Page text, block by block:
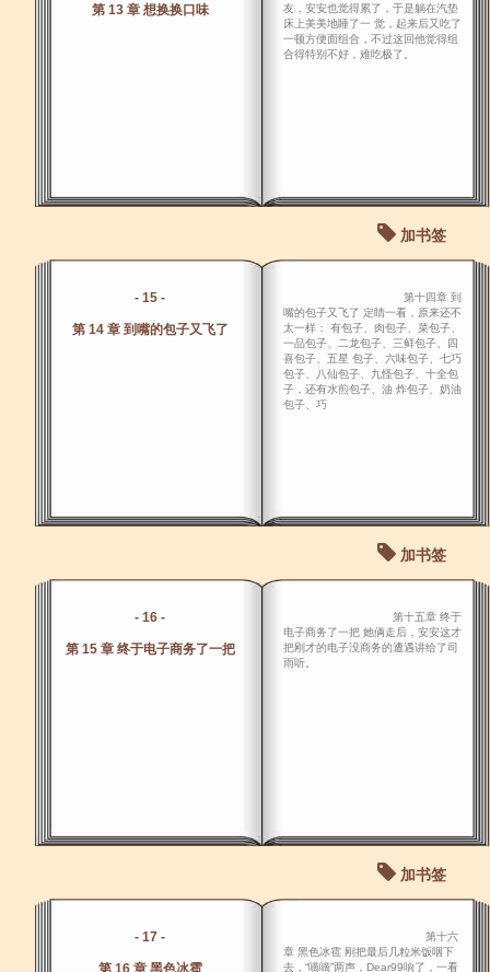
第 13 章 想换换口味
友，安安也觉得累了，于是躺在汽垫
床上美美地睡了一 觉，起来后又吃了
一顿方便面组合，不过这回他觉得组
合得特别不好，难吃极了。
加书签
- 15 -
第 14 章 到嘴的包子又飞了
第十四章 到
嘴的包子又飞了 定睛一看，原来还不
太一样： 有包子、肉包子、菜包子、
一品包子、二龙包子、三鲜包子、四
喜包子、五星 包子、六味包子、七巧
包子、八仙包子、九怪包子、十全包
子，还有水煎包子、油 炸包子、奶油
包子、巧
加书签
- 16 -
第 15 章 终于电子商务了一把
第十五章 终于
电子商务了一把 她俩走后，安安这才
把刚才的电子没商务的遭遇讲给了司
雨听。
加书签
- 17 -
第 16 章 黑色冰雹
第十六
章 黑色冰雹 刚把最后几粒米饭咽下
去，“嘀嘀”两声，Dear99响了，一看